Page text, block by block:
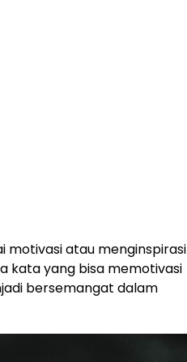
motivasi atau menginspirasi
kata yang bisa memotivasi
bersemangat dalam